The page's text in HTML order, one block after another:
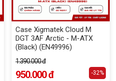
Case Xigmatek Cloud M
DGT 3AF Arctic - M-ATX
(Black) (EN49996)
1.390.000 đ
950.000 đ -32%